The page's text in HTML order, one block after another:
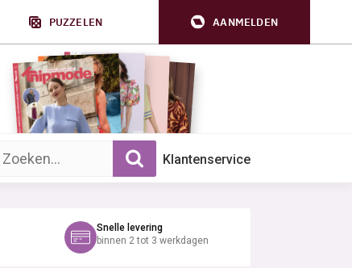
PUZZELEN AANMELDEN
Zoek op trefwoord: Klantenservice
Snelle levering
binnen 2 tot 3 werkdagen